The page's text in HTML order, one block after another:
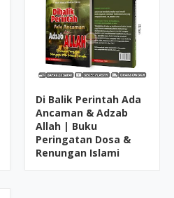
Di Balik Perintah Ada
Ancaman & Adzab
Allah | Buku
Peringatan Dosa &
Renungan Islami